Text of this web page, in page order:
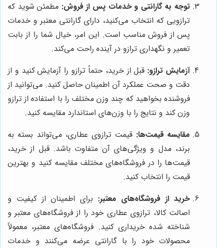
توجه به گارانتی و خدمات پس از فروش: مطمئن شوید که
ترازویی که انتخاب می‌کنید، دارای گارانتی معتبر و خدمات
پس از فروش مناسب است. این امر، خیال شما را از بابت
تعمیر و نگهداری ترازو در آینده راحت می‌کند.
آزمایش ترازو: قبل از خرید، حتماً ترازو را آزمایش کنید و از
دقت و صحت عملکرد آن اطمینان حاصل کنید. می‌توانید از
فروشنده بخواهید که چند وزن مختلف را با استفاده از ترازو
وزن کند و نتایج را با وزن‌های استاندارد مقایسه کنید.
مقایسه قیمت‌ها: قیمت ترازوی عطاری، می‌تواند بسته به
برند، مدل و ویژگی‌های آن متفاوت باشد. قبل از خرید،
قیمت‌ها را در فروشگاه‌های مختلف مقایسه کنید و بهترین
قیمت را انتخاب کنید.
خرید از فروشگاه‌های معتبر: برای اطمینان از کیفیت و
اصالت کالا، ترازوی عطاری خود را از فروشگاه‌های معتبر و
شناخته شده خریداری کنید. فروشگاه‌های معتبر، معمولاً
محصولات خود را با گارانتی عرضه می‌کنند و خدمات